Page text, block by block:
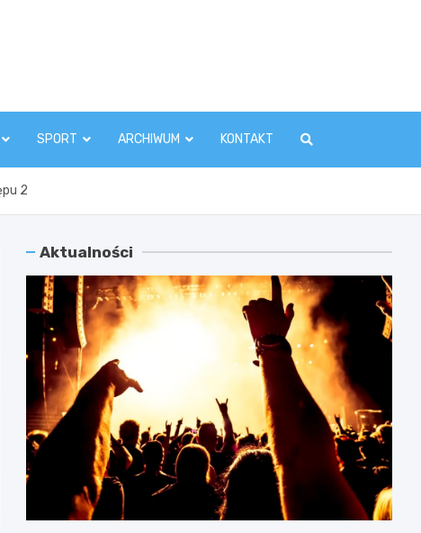
SPORT ARCHIWUM KONTAKT
2
Aktualności